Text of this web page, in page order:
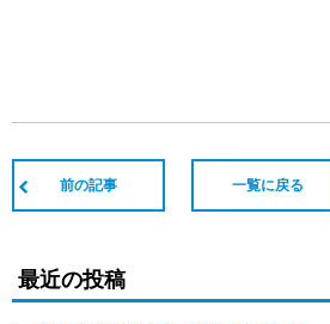
前の記事 一覧に戻る
最近の投稿